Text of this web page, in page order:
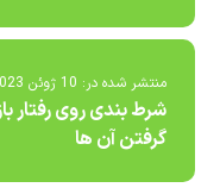
منتشر شده در: 10 ژوئن 2023
شرط بندی روی رفتار
گرفتن آن ها